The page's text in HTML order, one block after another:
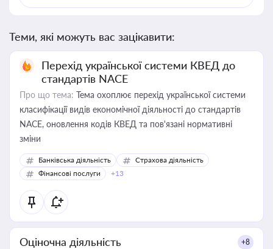
Теми, які можуть вас зацікавити:
Перехід української системи КВЕД до
стандартів NACE
Про що тема: Тема охоплює перехід української системи
класифікації видів економічної діяльності до стандартів
NACE, оновлення кодів КВЕД та пов'язані нормативні
зміни
Банківська діяльність
Страхова діяльність
Фінансові послуги
+13
Оціночна діяльність +8